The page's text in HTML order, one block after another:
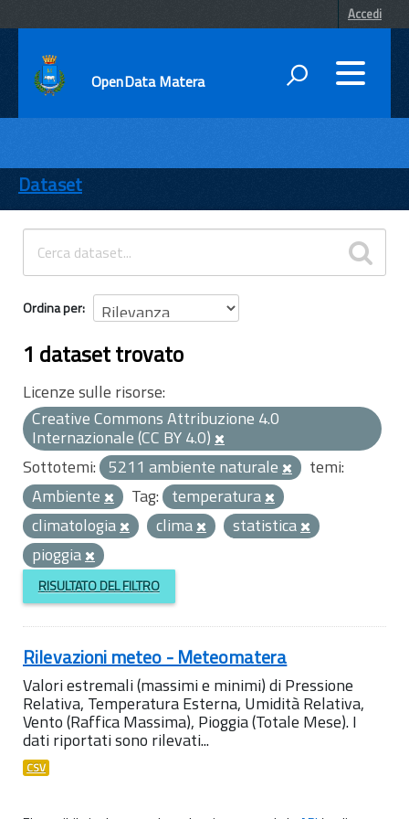
Accedi
OpenData Matera
ENTI
TEMI
INFORMAZIONI
Dataset
Ordina per
1 dataset trovato
Licenze sulle risorse:
Creative Commons Attribuzione 4.0
Internazionale (CC BY 4.0)
Sottotemi: 5211 ambiente naturale
temi:
Ambiente
Tag: temperatura
climatologia
clima
statistica
pioggia
RISULTATO DEL FILTRO
Rilevazioni meteo - Meteomatera
Valori estremali (massimi e minimi) di Pressione
Relativa, Temperatura Esterna, Umidità Relativa,
Vento (Raffica Massima), Pioggia (Totale Mese). I
dati riportati sono rilevati...
CSV